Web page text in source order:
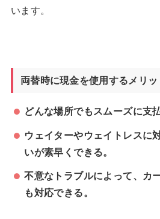
います。
両替時に現金を使用するメリッ
どんな場所でもスムーズに支
ウェイターやウェイトレスに
いが素早くできる。
不意なトラブルによって、カ
も対応できる。